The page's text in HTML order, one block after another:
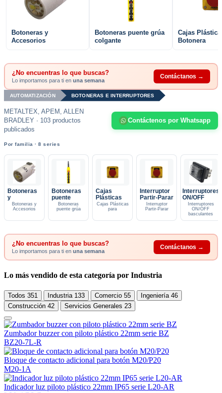
Botoneras y
Accesorios
Botoneras puente grúa
colgante
Cajas
Botonera
¿No encuentras lo que buscas?
Lo importamos para ti en una semana
Contáctanos →
AUTOMATIZACIÓN BOTONERAS E INTERRUPTORES
METALTEX, APEM, ALLEN
BRADLEY · 103 productos
publicados
Contáctenos por Whatsapp
Por familia · 8 series
Botoneras
y
Botoneras y
Accesorios
Botoneras
puente
Botoneras
puente grúa
Cajas
Plásticas
Cajas Plásticas
para
Interruptor
Partir-Parar
Interruptor
Partir-Parar
Interruptores
ON/OFF
Interruptores
ON/OFF
basculantes
¿No encuentras lo que buscas?
Lo importamos para ti en una semana
Contáctanos →
Lo más vendido de esta categoría por Industria
Todos 351 Industria 133 Comercio 55 Ingeniería 46
Construcción 42 Servicios Generales 23
Zumbador buzzer con piloto plástico 22mm serie BZ
BZ20-7L-R
Bloque de contacto adicional para botón M20/P20
M20-1A
Indicador luz piloto plástico 22mm IP65 serie L20-AR